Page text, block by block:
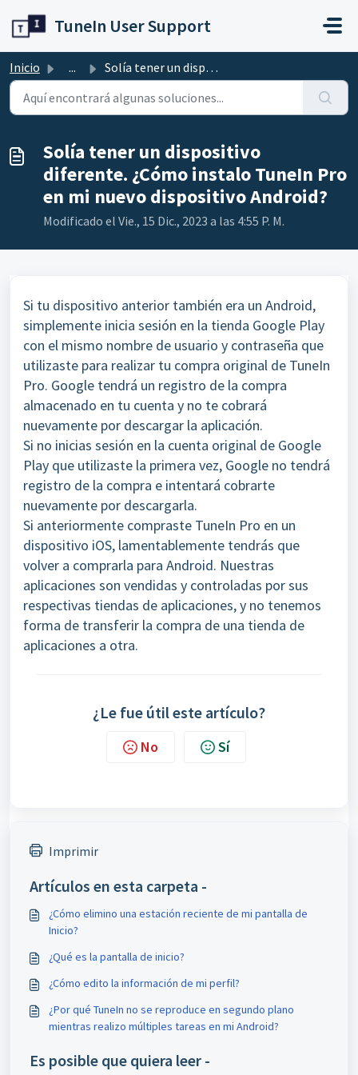
TuneIn User Support
Inicio ... Solía tener un dispositivo diferente. ¿Cómo instalo TuneI...
Solía tener un dispositivo
diferente. ¿Cómo instalo TuneIn Pro
en mi nuevo dispositivo Android?
Modificado el Vie., 15 Dic., 2023 a las 4:55 P. M.
Si tu dispositivo anterior también era un Android,
simplemente inicia sesión en la tienda Google Play
con el mismo nombre de usuario y contraseña que
utilizaste para realizar tu compra original de TuneIn
Pro. Google tendrá un registro de la compra
almacenado en tu cuenta y no te cobrará
nuevamente por descargar la aplicación.
Si no inicias sesión en la cuenta original de Google
Play que utilizaste la primera vez, Google no tendrá
registro de la compra e intentará cobrarte
nuevamente por descargarla.
Si anteriormente compraste TuneIn Pro en un
dispositivo iOS, lamentablemente tendrás que
volver a comprarla para Android. Nuestras
aplicaciones son vendidas y controladas por sus
respectivas tiendas de aplicaciones, y no tenemos
forma de transferir la compra de una tienda de
aplicaciones a otra.
¿Le fue útil este artículo?
No Sí
Imprimir
Artículos en esta carpeta -
¿Cómo elimino una estación reciente de mi pantalla de
Inicio?
¿Qué es la pantalla de inicio?
¿Cómo edito la información de mi perfil?
¿Por qué TuneIn no se reproduce en segundo plano
mientras realizo múltiples tareas en mi Android?
Es posible que quiera leer -